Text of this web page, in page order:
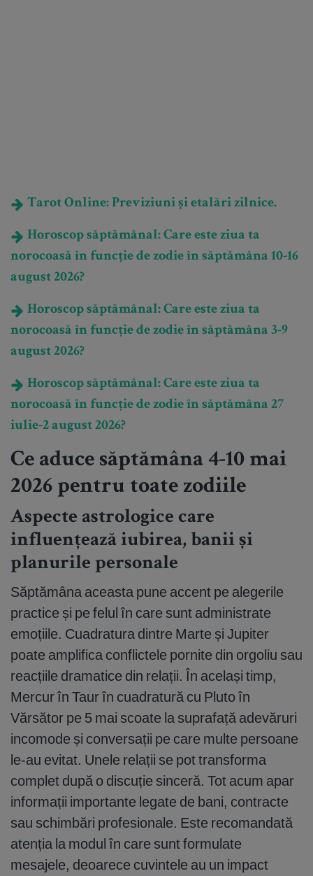
Tarot Online: Previziuni și etalări zilnice.
Horoscop săptămânal: Care este ziua ta
norocoasă în funcție de zodie în săptămâna 10-16
august 2026?
Horoscop săptămânal: Care este ziua ta
norocoasă în funcție de zodie în săptămâna 3-9
august 2026?
Horoscop săptămânal: Care este ziua ta
norocoasă în funcție de zodie în săptămâna 27
iulie-2 august 2026?
Ce aduce săptămâna 4-10 mai
2026 pentru toate zodiile
Aspecte astrologice care
influențează iubirea, banii și
planurile personale
Săptămâna aceasta pune accent pe alegerile
practice și pe felul în care sunt administrate
emoțiile. Cuadratura dintre Marte și Jupiter
poate amplifica conflictele pornite din orgoliu sau
reacțiile dramatice din relații. În același timp,
Mercur în Taur în cuadratură cu Pluto în
Vărsător pe 5 mai scoate la suprafață adevăruri
incomode și conversații pe care multe persoane
le-au evitat. Unele relații se pot transforma
complet după o discuție sinceră. Tot acum apar
informații importante legate de bani, contracte
sau schimbări profesionale. Este recomandată
atenția la modul în care sunt formulate
mesajele, deoarece cuvintele au un impact